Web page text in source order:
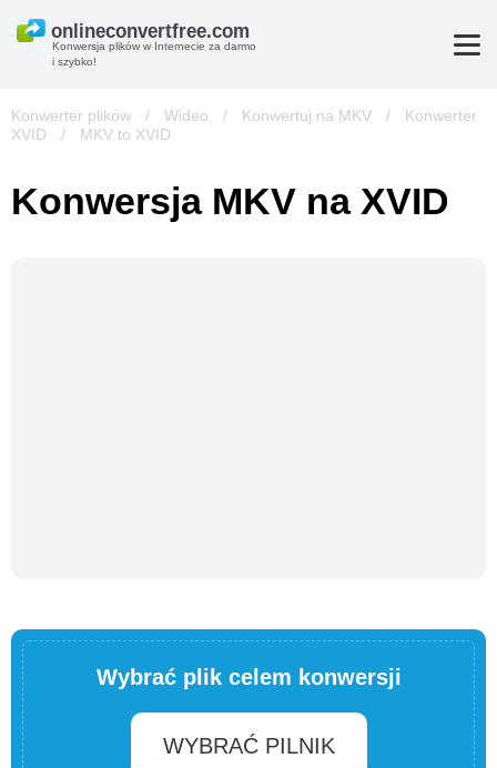
Konwersja plików w Internecie za darmo
i szybko!
Konwerter plików / Wideo / Konwertuj na MKV /
Konwerter
XVID
/ MKV to XVID
Konwersja MKV na XVID
Wybrać plik celem konwersji
WYBRAĆ PILNIK